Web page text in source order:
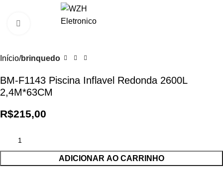
Clique para ampliar
Início brinquedo
BM-F1143 Piscina Inflavel Redonda 2600L
2,4M*63CM
R$215,00
ADICIONAR AO CARRINHO